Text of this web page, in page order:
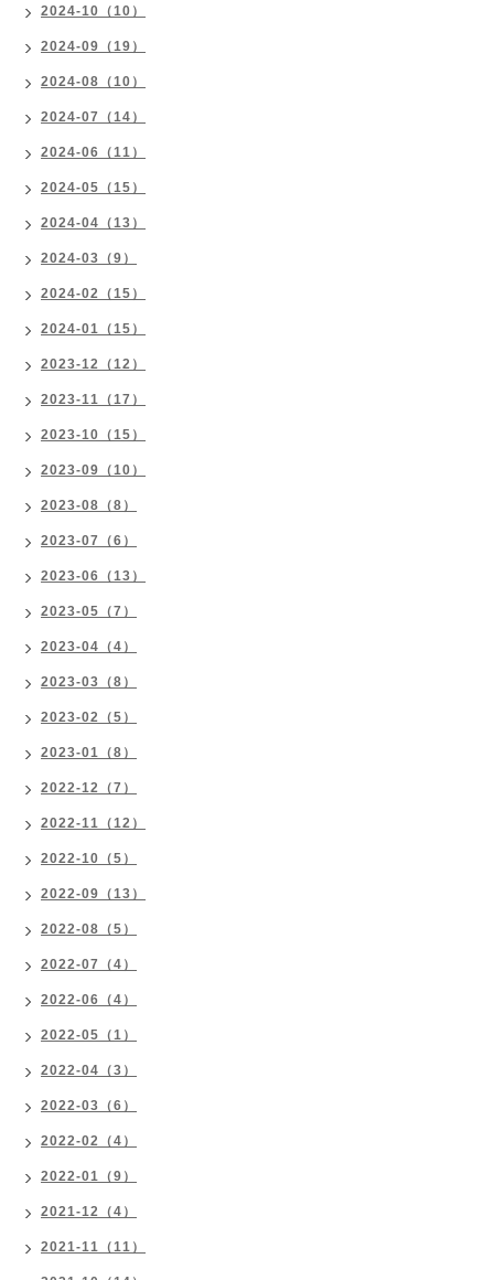
2024-10（10）
2024-09（19）
2024-08（10）
2024-07（14）
2024-06（11）
2024-05（15）
2024-04（13）
2024-03（9）
2024-02（15）
2024-01（15）
2023-12（12）
2023-11（17）
2023-10（15）
2023-09（10）
2023-08（8）
2023-07（6）
2023-06（13）
2023-05（7）
2023-04（4）
2023-03（8）
2023-02（5）
2023-01（8）
2022-12（7）
2022-11（12）
2022-10（5）
2022-09（13）
2022-08（5）
2022-07（4）
2022-06（4）
2022-05（1）
2022-04（3）
2022-03（6）
2022-02（4）
2022-01（9）
2021-12（4）
2021-11（11）